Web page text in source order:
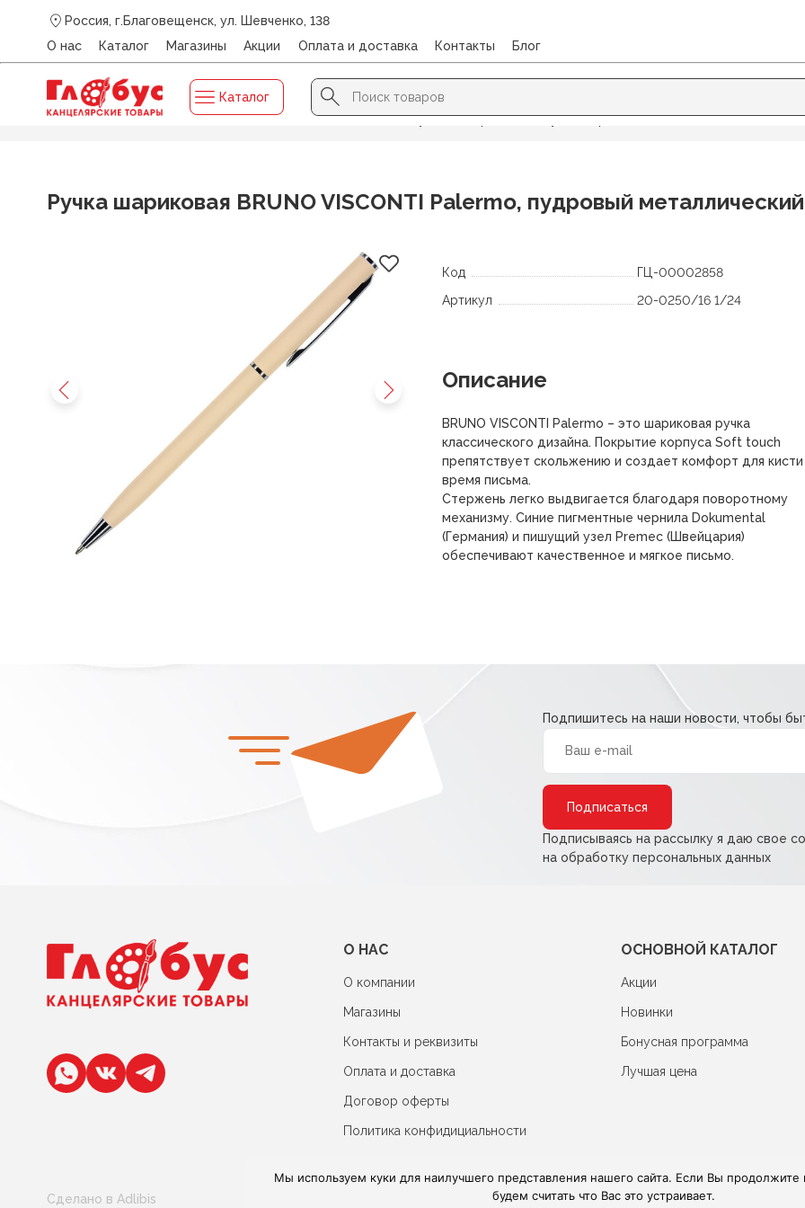
Россия, г.Благовещенск, ул. Шевченко, 138
О нас
Каталог Магазины Акции Оплата и доставка Контакты Блог
Каталог
Search
for:
Search Button
Главная /Каталог/ ПИСЬМЕННЫЕ ПРИНАДЛЕЖНОСТИ/Ручки подарочные/Ручка шариковая BRUNO VISCONTI
Ручка шариковая BRUNO VISCONTI Palermo, пудровый
Код
ГЦ-00002858
Артикул
20-0250/16 1/24
Описание
BRUNO VISCONTI Palermo – это шариковая ручка
классического дизайна. Покрытие корпуса Soft touch
препятствует скольжению и создает комфорт для кисти
время письма.
Стержень легко выдвигается благодаря поворотному
механизму. Синие пигментные чернила Dokumental
(Германия) и пишущий узел Premec (Швейцария)
обеспечивают качественное и мягкое письмо.
Подпишитесь на наши новости, чтобы
Подписываясь на рассылку я даю свое
на обработку персональных данных
О НАС
О компании
Магазины
Контакты и реквизиты
Оплата и доставка
Договор оферты
Политика конфидициальности
ОСНОВНОЙ КАТАЛОГ
Акции
Новинки
Бонусная программа
Лучшая цена
Сделано в Adlibis
Мы используем куки для наилучшего представления нашего сайта. Если Вы продолжите
будем считать что Вас это устраивает.